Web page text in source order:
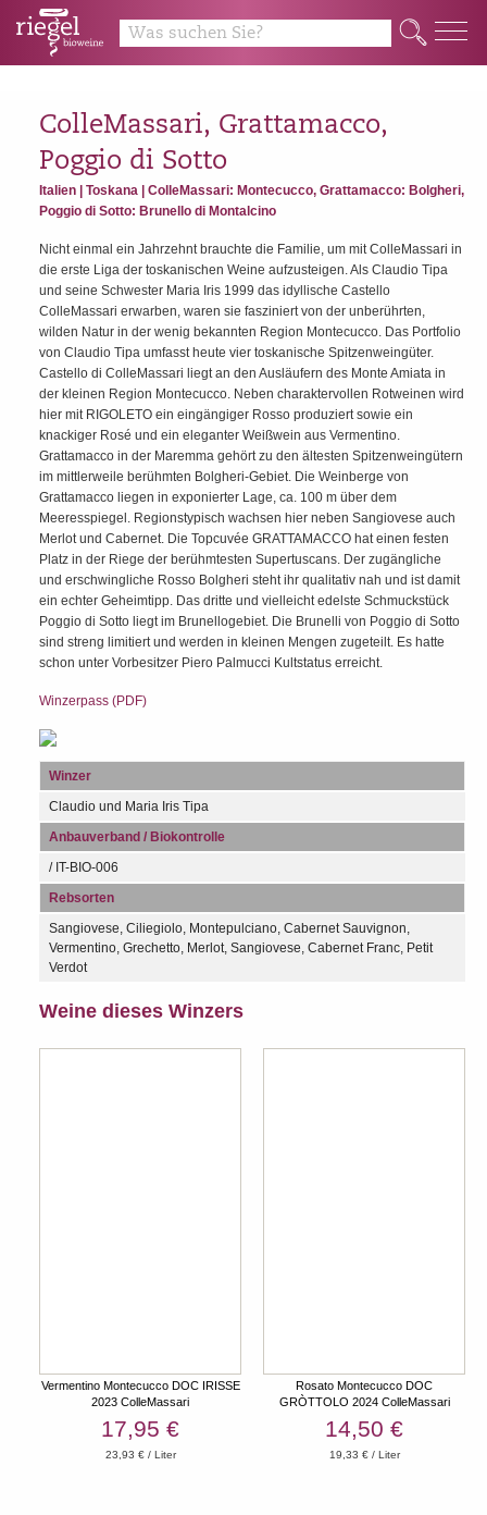
Q
ColleMassari, Grattamacco,
Poggio di Sotto
Italien | Toskana | ColleMassari: Montecucco, Grattamacco: Bolgheri,
Poggio di Sotto: Brunello di Montalcino
Nicht einmal ein Jahrzehnt brauchte die Familie, um mit ColleMassari in
die erste Liga der toskanischen Weine aufzusteigen. Als Claudio Tipa
und seine Schwester Maria Iris 1999 das idyllische Castello
ColleMassari erwarben, waren sie fasziniert von der unberührten,
wilden Natur in der wenig bekannten Region Montecucco. Das Portfolio
von Claudio Tipa umfasst heute vier toskanische Spitzenweingüter.
Castello di ColleMassari liegt an den Ausläufern des Monte Amiata in
der kleinen Region Montecucco. Neben charaktervollen Rotweinen wird
hier mit RIGOLETO ein eingängiger Rosso produziert sowie ein
knackiger Rosé und ein eleganter Weißwein aus Vermentino.
Grattamacco in der Maremma gehört zu den ältesten Spitzenweingütern
im mittlerweile berühmten Bolgheri-Gebiet. Die Weinberge von
Grattamacco liegen in exponierter Lage, ca. 100 m über dem
Meeresspiegel. Regionstypisch wachsen hier neben Sangiovese auch
Merlot und Cabernet. Die Topcuvée GRATTAMACCO hat einen festen
Platz in der Riege der berühmtesten Supertuscans. Der zugängliche
und erschwingliche Rosso Bolgheri steht ihr qualitativ nah und ist damit
ein echter Geheimtipp. Das dritte und vielleicht edelste Schmuckstück
Poggio di Sotto liegt im Brunellogebiet. Die Brunelli von Poggio di Sotto
sind streng limitiert und werden in kleinen Mengen zugeteilt. Es hatte
schon unter Vorbesitzer Piero Palmucci Kultstatus erreicht.
Winzerpass (PDF)
Winzer
Claudio und Maria Iris Tipa
Anbauverband / Biokontrolle
/ IT-BIO-006
Rebsorten
Sangiovese, Ciliegiolo, Montepulciano, Cabernet Sauvignon,
Vermentino, Grechetto, Merlot, Sangiovese, Cabernet Franc, Petit
Verdot
Weine dieses Winzers
Vermentino Montecucco DOC IRISSE
2023 ColleMassari
17,95 €
23,93 € / Liter
Rosato Montecucco DOC
GRÒTTOLO 2024 ColleMassari
14,50 €
19,33 € / Liter